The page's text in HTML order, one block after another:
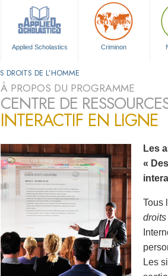
Applied Scholastics Criminon
DROITS DE L’HOMME
À PROPOS DU PROGRAMME
CENTRE DE
INTERACTIF EN LIGNE
Les
«
Tous
droits
Les